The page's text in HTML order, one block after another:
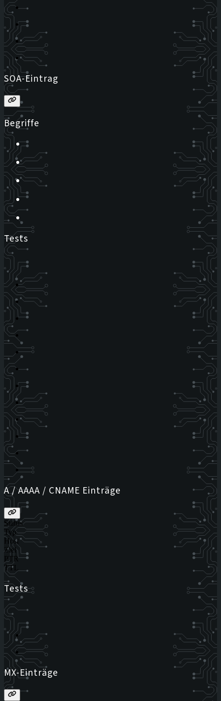
SOA-Eintrag
Begriffe
Tests
A / AAAA / CNAME Einträge
Status
Typ
Host
Ziel
PTR
TTL
Tests
MX-Einträge